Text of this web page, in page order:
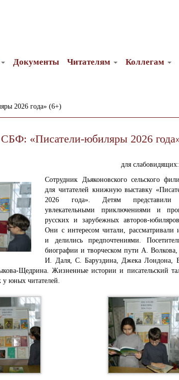
Документы Читателям Коллегам
2026 года» (6+)
«Писатели-юбиляры 2026
для слабовидящих:
Сотрудник Дьяконовского сельского
для читателей книжную выставку
2026 года».Детям
увлекательными приключениями и
русских и зарубежных авторов-
Они с интересом читали, рассматривали
и делились предпочтениями.
биографии и творческом пути А.
И. Даля, С. Баруздина, Джека Лондона,
Щедрина. Жизненные истории и писательский
юных читателей.